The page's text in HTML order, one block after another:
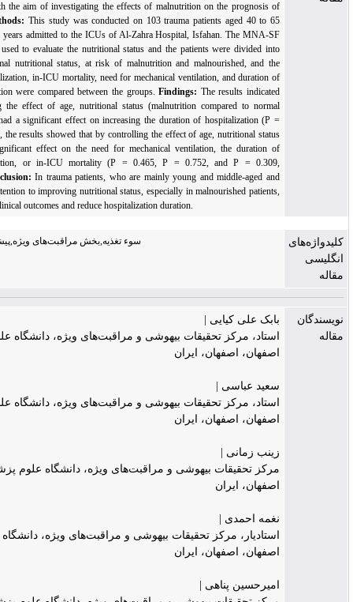
was conducted with the aim of investigating the effects of malnutrition on the prognosis
these patients.Methods: This study was conducted on 103 trauma patients aged 40 to
years and 65 to 80 years admitted to the ICUs of Al-Zahra Hospital, Isfahan. The MNA-
questionnaire was used to evaluate the nutritional status and the patients were divided
three groups: normal nutritional status, at risk of malnutrition and malnourished, and
duration of hospitalization, in-ICU mortality, need for mechanical ventilation, and duration
mechanical ventilation were compared between the groups.Findings: The results
that by controlling the effect of age, nutritional status (malnutrition compared to
nutritional status) had a significant effect on increasing the duration of hospitalization (P
0.001). In addition, the results showed that by controlling the effect of age, nutritional
did not have a significant effect on the need for mechanical ventilation, the duration
mechanical ventilation, or in-ICU mortality (P = 0.465, P = 0.752, and P =
respectively).Conclusion: In trauma patients, who are mainly young and middle-aged
active in society, attention to improving nutritional status, especially in malnourished
can help improve clinical outcomes and reduce hospitalization duration.
سوء تغذیه,بخش مراقبت‌های ویژه,پیش‌آگهی,مرگ و میر
علی کیایی |
مرکز تحقیقات بیهوشی و مراقبت‌های ویژه، دانشگاه علوم پزشکی
اصفهان، ایران
مرکز تحقیقات بیهوشی و مراقبت‌های ویژه، دانشگاه علوم پزشکی
اصفهان، ایران
تحقیقات بیهوشی و مراقبت‌های ویژه، دانشگاه علوم پزشکی اصفهان،
مرکز تحقیقات بیهوشی و مراقبت‌های ویژه، دانشگاه علوم پزشکی
اصفهان، ایران